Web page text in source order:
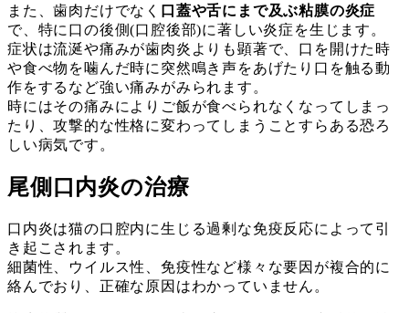
また、歯肉だけでなく 口蓋や舌にまで及ぶ粘膜の炎症
で、特に口の後側(口腔後部)に著しい炎症を生じます。
症状は流涎や痛みが歯肉炎よりも顕著で、口を開けた時
や食べ物を噛んだ時に突然鳴き声をあげたり口を触る動
作をするなど強い痛みがみられます。
時にはその痛みによりご飯が食べられなくなってしまっ
たり、攻撃的な性格に変わってしまうことすらある恐ろ
しい病気です。
尾側口内炎の治療
口内炎は猫の口腔内に生じる過剰な免疫反応によって引
き起こされます。
細菌性、ウイルス性、免疫性など様々な要因が複合的に
絡んでおり、正確な原因はわかっていません。